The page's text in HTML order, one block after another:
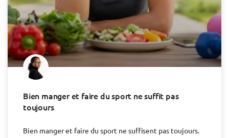
Bien manger et faire du sport ne suffit pas
toujours
Bien manger et faire du sport ne suffisent pas toujours.